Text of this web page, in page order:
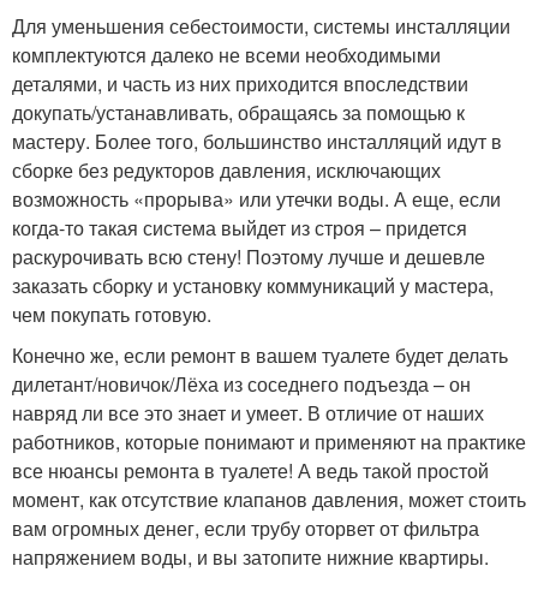
Для уменьшения себестоимости, системы инсталляции
комплектуются далеко не всеми необходимыми
деталями, и часть из них приходится впоследствии
докупать/устанавливать, обращаясь за помощью к
мастеру. Более того, большинство инсталляций идут в
сборке без редукторов давления, исключающих
возможность «прорыва» или утечки воды. А еще, если
когда-то такая система выйдет из строя – придется
раскурочивать всю стену! Поэтому лучше и дешевле
заказать сборку и установку коммуникаций у мастера,
чем покупать готовую.
Конечно же, если ремонт в вашем туалете будет делать
дилетант/новичок/Лёха из соседнего подъезда – он
навряд ли все это знает и умеет. В отличие от наших
работников, которые понимают и применяют на практике
все нюансы ремонта в туалете! А ведь такой простой
момент, как отсутствие клапанов давления, может стоить
вам огромных денег, если трубу оторвет от фильтра
напряжением воды, и вы затопите нижние квартиры.